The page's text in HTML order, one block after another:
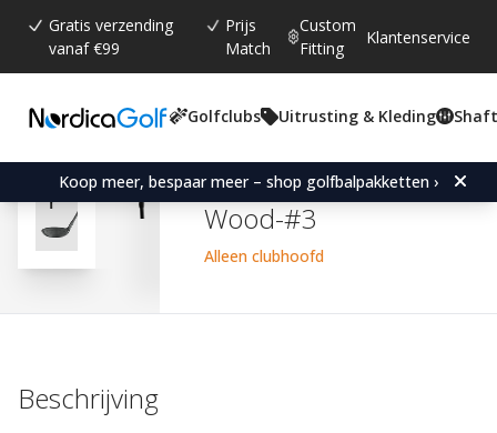
Gratis verzending
vanaf €99
Prijs
Match
Custom
Fitting
Klantenservice
Golfclubs Uitrusting & Kleding
Koop meer, bespaar meer – shop golfbalpakketten ›
Gemiddelde beoordeling:
4.8 (aantal stemmen:
4)
Power Play Juggernaut
Wood-#3
Alleen clubhoofd
Beschrijving